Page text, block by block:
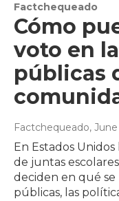
Factchequeado
Cómo
voto en
públicas
Factchequeado,
En Estados
de juntas
deciden en qué se
públicas, las